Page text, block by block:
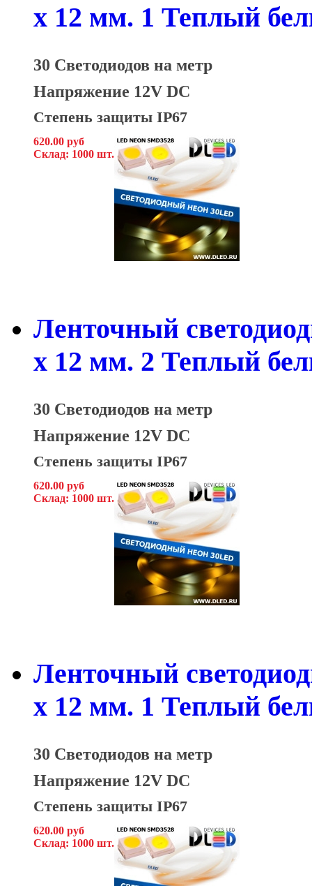
x 12 мм. 1 Теплый
30 Светодиодов на метр
Напряжение 12V DC
Степень защиты IP67
620.00 руб
Склад: 1000 шт.
Ленточный
x 12 мм. 2 Теплый
30 Светодиодов на метр
Напряжение 12V DC
Степень защиты IP67
620.00 руб
Склад: 1000 шт.
Ленточный
x 12 мм. 1 Теплый
30 Светодиодов на метр
Напряжение 12V DC
Степень защиты IP67
620.00 руб
Склад: 1000 шт.